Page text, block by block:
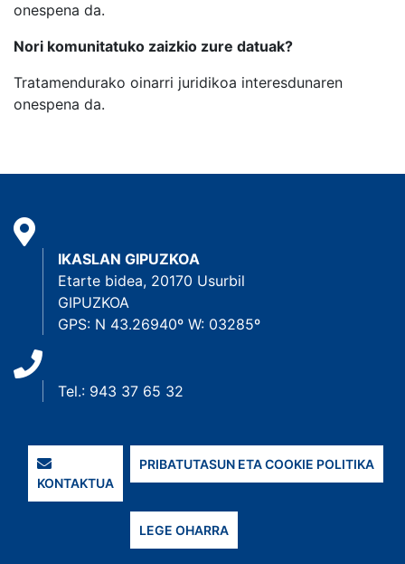
onespena da.
Nori komunitatuko zaizkio zure datuak?
Tratamendurako oinarri juridikoa interesdunaren
onespena da.
IKASLAN GIPUZKOA
Etarte bidea, 20170 Usurbil
GIPUZKOA
GPS: N 43.26940º W: 03285º
Tel.: 943 37 65 32
KONTAKTUA
PRIBATUTASUN ETA COOKIE POLITIKA
LEGE OHARRA